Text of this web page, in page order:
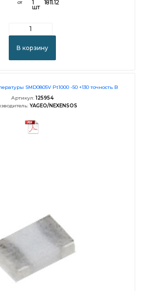
от 1
шт
1811.12
В корзину
SMD0805V Pt1000 -50 +130 точность B
Артикул: 125954
YAGEO/NEXENSOS